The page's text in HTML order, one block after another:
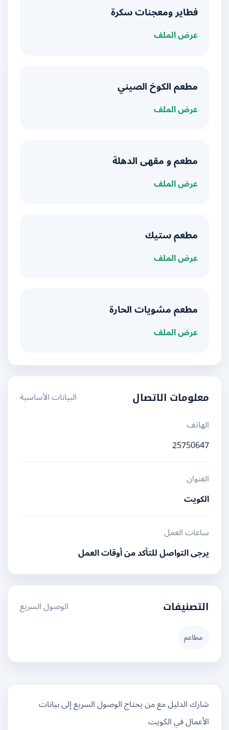
فطاير ومعجنات سكرة
عرض الملف
مطعم الكوخ الصيني
عرض الملف
مطعم و مقهى الدهلة
عرض الملف
مطعم ستيك
عرض الملف
مطعم مشويات الحارة
عرض الملف
معلومات الاتصال
البيانات الأساسية
الهاتف
25750647
العنوان
الكويت
ساعات العمل
يرجى التواصل للتأكد من أوقات العمل
التصنيفات الوصول السريع
شارك الدليل مع من يحتاج الوصول السريع إلى بيانات
الأعمال في الكويت